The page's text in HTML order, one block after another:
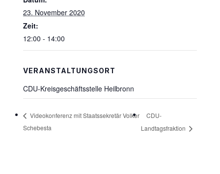
23. November 2020
Zeit:
12:00 - 14:00
VERANSTALTUNGSORT
CDU-Kreisgeschäftsstelle Heilbronn
Videokonferenz mit Staatssekretär Volker
Schebesta
CDU-
Landtagsfraktion